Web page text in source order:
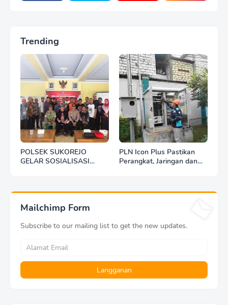
Trending
POLSEK SUKOREJO
GELAR SOSIALISASI
PLN Icon Plus Pastikan
Perangkat, Jaringan dan
Mailchimp Form
Subscribe to our mailing list to get the new updates.